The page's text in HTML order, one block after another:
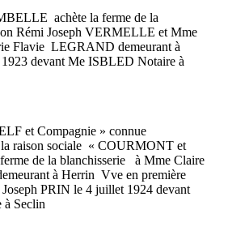
achète la ferme de la
Rémi Joseph VERMELLE et Mme
Flavie LEGRAND demeurant à
devant Me ISBLED Notaire à
et Compagnie » connue
raison sociale « COURMONT et
de la blanchisserie à Mme Claire
à Herrin Vve en première
PRIN le 4 juillet 1924 devant
Seclin